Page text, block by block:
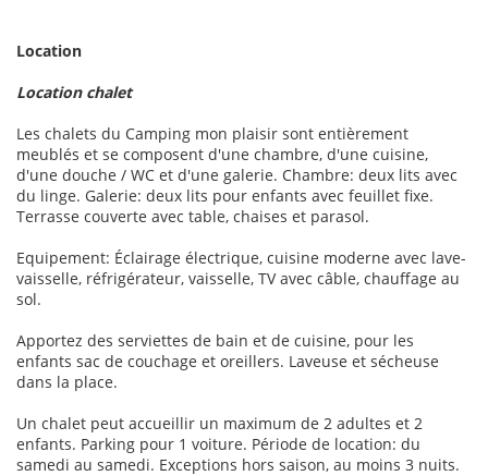
Location
Location chalet
Les chalets du Camping mon plaisir sont entièrement
meublés et se composent d'une chambre, d'une cuisine,
d'une douche / WC et d'une galerie. Chambre: deux lits avec
du linge. Galerie: deux lits pour enfants avec feuillet fixe.
Terrasse couverte avec table, chaises et parasol.
Equipement: Éclairage électrique, cuisine moderne avec lave-
vaisselle, réfrigérateur, vaisselle, TV avec câble, chauffage au
sol.
Apportez des serviettes de bain et de cuisine, pour les
enfants sac de couchage et oreillers. Laveuse et sécheuse
dans la place.
Un chalet peut accueillir un maximum de 2 adultes et 2
enfants. Parking pour 1 voiture. Période de location: du
samedi au samedi. Exceptions hors saison, au moins 3 nuits.